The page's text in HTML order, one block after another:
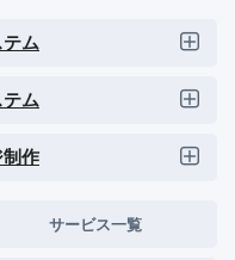
ム
ム
作
サービス一覧